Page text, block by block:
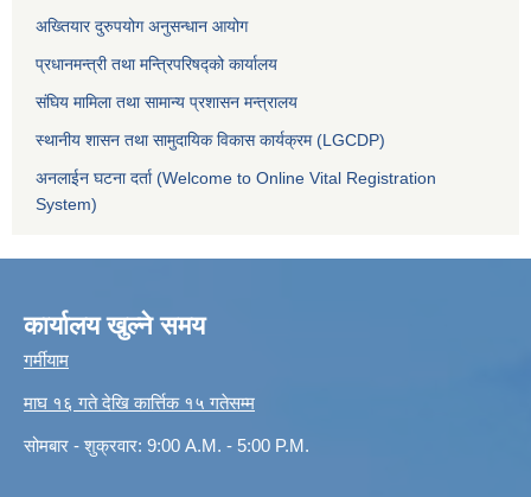
अख्तियार दुरुपयोग अनुसन्धान आयोग
प्रधानमन्त्री तथा मन्त्रिपरिषद्को कार्यालय
संघिय मामिला तथा सामान्य प्रशासन मन्त्रालय
स्थानीय शासन तथा सामुदायिक विकास कार्यक्रम (LGCDP)
अनलाईन घटना दर्ता (Welcome to Online Vital Registration
System)
कार्यालय खुल्ने समय
गर्मीयाम
माघ १६ गते देखि कार्त्तिक १५ गतेसम्म
सोमबार - शुक्रवार: 9:00 A.M. - 5:00 P.M.